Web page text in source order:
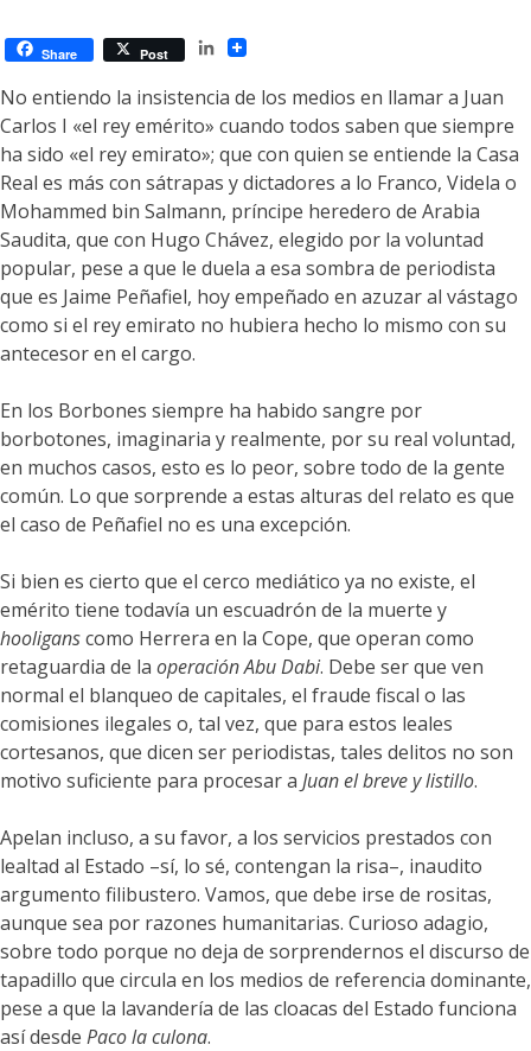
Share Post
LinkedIn
No entiendo la insistencia de los medios en llamar a Juan
Carlos I «el rey emérito» cuando todos saben que siempre
ha sido «el rey emirato»; que con quien se entiende la Casa
Real es más con sátrapas y dictadores a lo Franco, Videla o
Mohammed bin Salmann, príncipe heredero de Arabia
Saudita, que con Hugo Chávez, elegido por la voluntad
popular, pese a que le duela a esa sombra de periodista
que es Jaime Peñafiel, hoy empeñado en azuzar al vástago
como si el rey emirato no hubiera hecho lo mismo con su
antecesor en el cargo.
En los Borbones siempre ha habido sangre por
borbotones, imaginaria y realmente, por su real voluntad,
en muchos casos, esto es lo peor, sobre todo de la gente
común. Lo que sorprende a estas alturas del relato es que
el caso de Peñafiel no es una excepción.
Si bien es cierto que el cerco mediático ya no existe, el
emérito tiene todavía un escuadrón de la muerte y
hooliganscomo Herrera en la Cope, que operan como
retaguardia de la operación Abu Dabi. Debe ser que ven
normal el blanqueo de capitales, el fraude fiscal o las
comisiones ilegales o, tal vez, que para estos leales
cortesanos, que dicen ser periodistas, tales delitos no son
motivo suficiente para procesar a Juan el breve y listillo.
Apelan incluso, a su favor, a los servicios prestados con
lealtad al Estado –sí, lo sé, contengan la risa–, inaudito
argumento filibustero. Vamos, que debe irse de rositas,
aunque sea por razones humanitarias. Curioso adagio,
sobre todo porque no deja de sorprendernos el discurso de
tapadillo que circula en los medios de referencia dominante,
pese a que la lavandería de las cloacas del Estado funciona
así desde Paco la culona.